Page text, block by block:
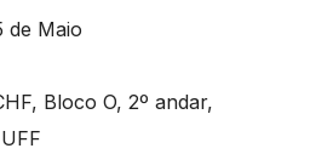
de Maio
Bloco O, 2º andar,